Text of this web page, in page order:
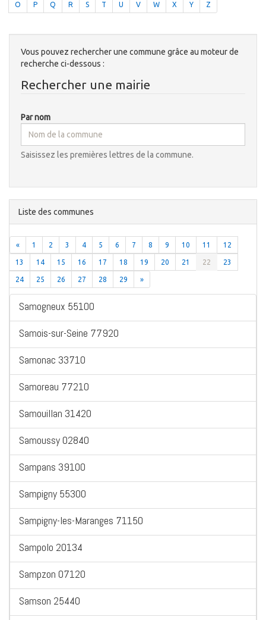
O P Q R S T U V W X Y Z
Vous pouvez rechercher une commune grâce au moteur de
recherche ci-dessous :
Rechercher une mairie
Par nom
Saisissez les premières lettres de la commune.
Liste des communes
« 1 2 3 4 5 6 7 8 9 10 11 12
13 14 15 16 17 18 19 20 21 22 23
24 25 26 27 28 29 »
Samogneux 55100
Samois-sur-Seine 77920
Samonac 33710
Samoreau 77210
Samouillan 31420
Samoussy 02840
Sampans 39100
Sampigny 55300
Sampigny-les-Maranges 71150
Sampolo 20134
Sampzon 07120
Samson 25440